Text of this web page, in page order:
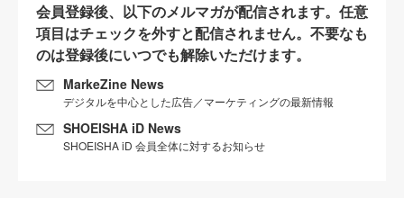
会員登録後、以下のメルマガが配信されます。任意
項目はチェックを外すと配信されません。不要なも
のは登録後にいつでも解除いただけます。
MarkeZine News
デジタルを中心とした広告／マーケティングの最新情報
SHOEISHA iD News
SHOEISHA iD 会員全体に対するお知らせ